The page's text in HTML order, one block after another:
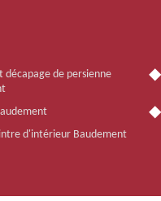
décapage de persienne
d'intérieur Baudement